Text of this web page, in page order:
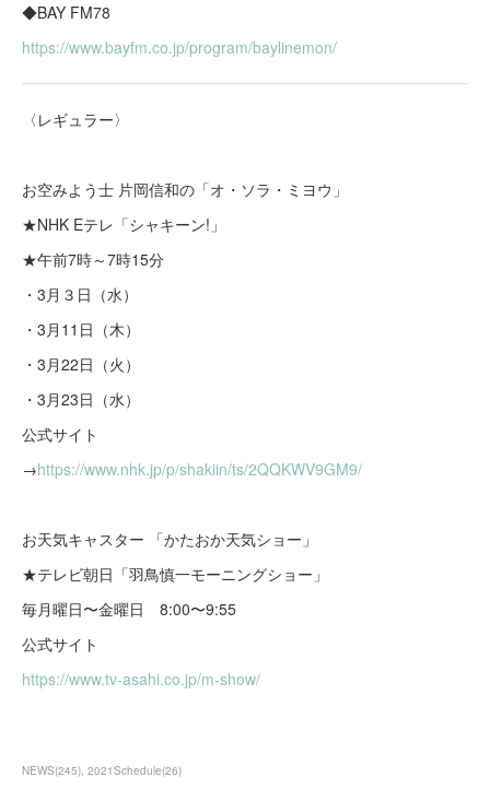
◆BAY FM78
https://www.bayfm.co.jp/program/baylinemon/
〈レギュラー〉
お空みよう士 片岡信和の‪「オ・ソラ・ミヨウ」
‪★NHK Eテレ「シャキーン!」‬
★午前7時～7時15分
・3月３日（水）
・3月11日（木）
・3月22日（火）
・3月23日（水）
公式サイト
→https://www.nhk.jp/p/shakiin/ts/2QQKWV9GM9/‬
お天気キャスター 「かたおか天気ショー」
★テレビ朝日「羽鳥慎一モーニングショー」
毎月曜日〜金曜日 8:00〜9:55
公式サイト
https://www.tv-asahi.co.jp/m-show/
NEWS(245) 2021Schedule(26)